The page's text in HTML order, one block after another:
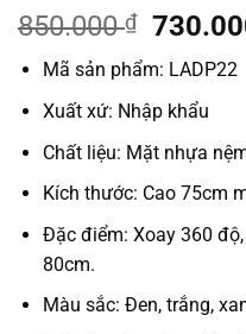
850.000₫
Giá
gốc
là:
Mã sản phẩm: LADP22
Xuất xứ: Nhập khẩu
Chất liệu: Mặt nhựa
Kích thước: Cao 75cm
Đặc điểm: Xoay 360
80cm.
Màu sắc: Đen, trắng,